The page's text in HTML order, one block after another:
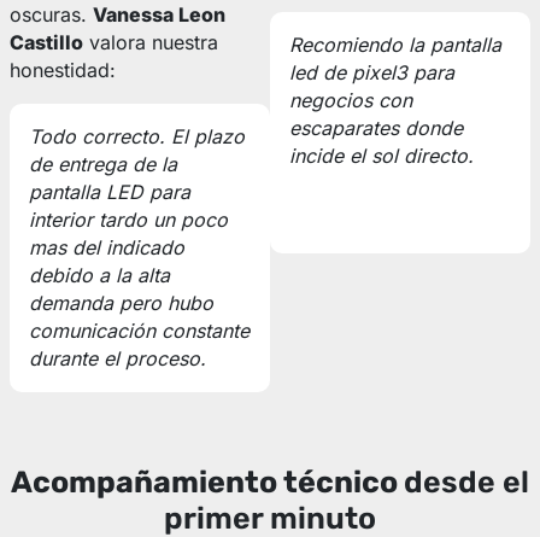
oscuras. Vanessa Leon
Castillo valora nuestra
honestidad:
Todo correcto. El plazo
de entrega de la
pantalla LED para
interior tardo un poco
mas del indicado
debido a la alta
demanda pero hubo
comunicación constante
durante el proceso.
Recomiendo la pantalla
led de pixel3 para
negocios con
escaparates donde
incide el sol directo.
Acompañamiento técnico desde el
primer minuto